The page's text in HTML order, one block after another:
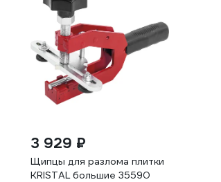
3 929 ₽
Щипцы для разлома плитки
KRISTAL большие 35590